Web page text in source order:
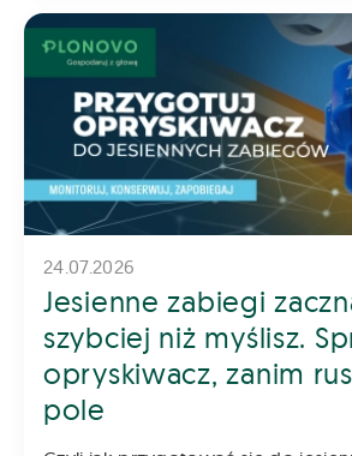
24.07.2026
Jesienne zabiegi
szybciej niż myślisz.
opryskiwacz, zanim
pole